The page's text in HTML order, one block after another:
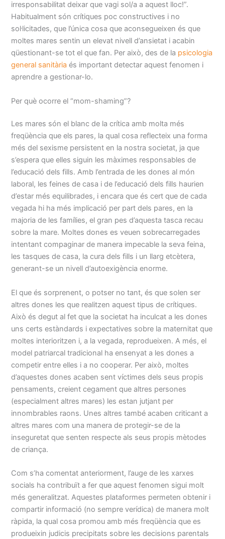
irresponsabilitat deixar que vagi sol/a a aquest lloc!”.
Habitualment són crítiques poc constructives i no
sol·licitades, que l’única cosa que aconsegueixen és que
moltes mares sentin un elevat nivell d’ansietat i acabin
qüestionant-se tot el que fan. Per això, des de la psicologia
general sanitària és important detectar aquest fenomen i
aprendre a gestionar-lo.
Per què ocorre el “mom-shaming”?
Les mares són el blanc de la crítica amb molta més
freqüència que els pares, la qual cosa reflecteix una forma
més del sexisme persistent en la nostra societat, ja que
s’espera que elles siguin les màximes responsables de
l’educació dels fills. Amb l’entrada de les dones al món
laboral, les feines de casa i de l’educació dels fills haurien
d’estar més equilibrades, i encara que és cert que de cada
vegada hi ha més implicació per part dels pares, en la
majoria de les famílies, el gran pes d’aquesta tasca recau
sobre la mare. Moltes dones es veuen sobrecarregades
intentant compaginar de manera impecable la seva feina,
les tasques de casa, la cura dels fills i un llarg etcètera,
generant-se un nivell d’autoexigència enorme.
El que és sorprenent, o potser no tant, és que solen ser
altres dones les que realitzen aquest tipus de crítiques.
Això és degut al fet que la societat ha inculcat a les dones
uns certs estàndards i expectatives sobre la maternitat que
moltes interioritzen i, a la vegada, reprodueixen. A més, el
model patriarcal tradicional ha ensenyat a les dones a
competir entre elles i a no cooperar. Per això, moltes
d’aquestes dones acaben sent víctimes dels seus propis
pensaments, creient cegament que altres persones
(especialment altres mares) les estan jutjant per
innombrables raons. Unes altres també acaben criticant a
altres mares com una manera de protegir-se de la
inseguretat que senten respecte als seus propis mètodes
de criança.
Com s’ha comentat anteriorment, l’auge de les xarxes
socials ha contribuït a fer que aquest fenomen sigui molt
més generalitzat. Aquestes plataformes permeten obtenir i
compartir informació (no sempre verídica) de manera molt
ràpida, la qual cosa promou amb més freqüència que es
produeixin judicis precipitats sobre les decisions parentals